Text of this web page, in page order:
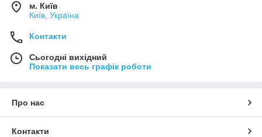
м. Київ
Київ, Україна
Контакти
Сьогодні вихідний
Показати весь графік роботи
Про нас
Контакти